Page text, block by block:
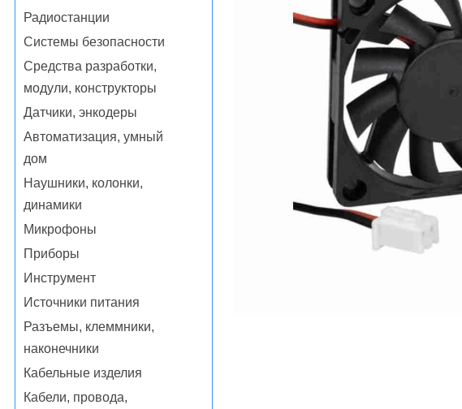
Радиостанции
Системы безопасности
Средства разработки,
модули, конструкторы
Датчики, энкодеры
Автоматизация, умный
дом
Наушники, колонки,
динамики
Микрофоны
Приборы
Инструмент
Источники питания
Разъемы, клеммники,
наконечники
Кабельные изделия
Кабели, провода,